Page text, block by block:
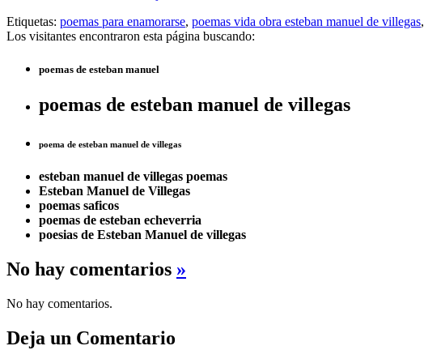
Etiquetas: poemas para enamorarse, poemas vida obra esteban manuel de villegas,
Los visitantes encontraron esta página buscando:
poemas de esteban manuel
poemas de esteban manuel de villegas
poema de esteban manuel de villegas
esteban manuel de villegas poemas
Esteban Manuel de Villegas
poemas saficos
poemas de esteban echeverria
poesias de Esteban Manuel de villegas
No hay comentarios »
No hay comentarios.
Deja un Comentario